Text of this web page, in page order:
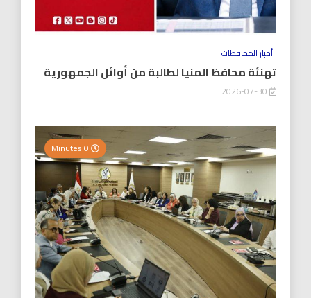
أخبار المحافظات
تهنئة محافظ المنيا لطالبة من أوائل الجمهورية